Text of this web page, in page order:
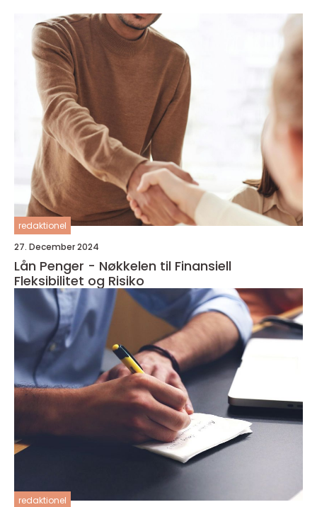
redaktionel
27. December 2024
Lån Penger - Nøkkelen til Finansiell
Fleksibilitet og Risiko
redaktionel